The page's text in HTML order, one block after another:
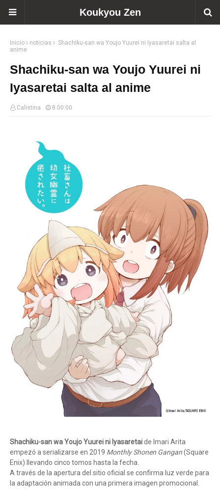
Koukyou Zen
Inicio noticias
Shachiku-san wa Youjo Yuurei ni Iyasaretai salta al
anime
Shachiku-san wa Youjo Yuurei ni
Iyasaretai salta al anime
Calistina 8:00:00
Shachiku-san wa Youjo Yuurei ni Iyasaretaide Imari Arita
empezó a serializarse en 2019 Monthly Shonen Gangan(Square
Enix) llevando cinco tomos hasta la fecha.
A través de la apertura del sitio oficial se confirma luz verde para
la adaptación animada con una primera imagen promocional.